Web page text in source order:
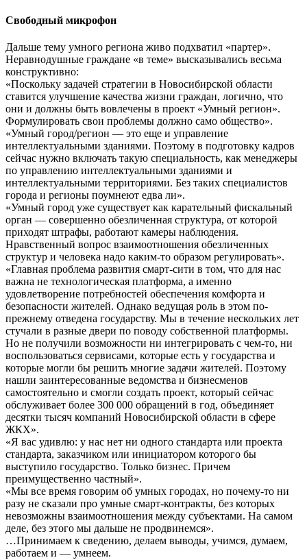
Свободный микрофон
Дальше тему умного региона живо подхватил «партер».
Неравнодушные граждане «в теме» высказывались весьма
конструктивно:
«Поскольку задачей стратегии в Новосибирской области
ставится улучшение качества жизни граждан, логично, что
они и должны быть вовлечены в проект «Умный регион».
Формулировать свои проблемы должно само общество».
«Умный город/регион — это еще и управление
интеллектуальными зданиями. Поэтому в подготовку кадров
сейчас нужно включать такую специальность, как менеджеры
по управлению интеллектуальными зданиями и
интеллектуальными территориями. Без таких специалистов
города и регионы поумнеют едва ли».
«Умный город уже существует как карательный фискальный
орган — совершенно обезличенная структура, от которой
приходят штрафы, работают камеры наблюдения.
Нравственный вопрос взаимоотношения обезличенных
структур и человека надо каким-то образом регулировать».
«Главная проблема развития смарт-сити в том, что для нас
важна не технологическая платформа, а именно
удовлетворение потребностей обеспечения комфорта и
безопасности жителей. Однако ведущая роль в этом по-
прежнему отведена государству. Мы в течение нескольких лет
стучали в разные двери по поводу собственной платформы.
Но не получили возможности ни интегрировать с чем-то, ни
воспользоваться сервисами, которые есть у государства и
которые могли бы решить многие задачи жителей. Поэтому
нашли заинтересованные ведомства и бизнесменов
самостоятельно и смогли создать проект, который сейчас
обслуживает более 300 000 обращений в год, объединяет
десятки тысяч компаний Новосибирской области в сфере
ЖКХ».
«Я вас удивлю: у нас нет ни одного стандарта или проекта
стандарта, заказчиком или инициатором которого бы
выступило государство. Только бизнес. Причем
преимущественно частный».
«Мы все время говорим об умных городах, но почему-то ни
разу не сказали про умные смарт-контракты, без которых
невозможны взаимоотношения между субъектами. На самом
деле, без этого мы дальше не продвинемся».
…Принимаем к сведению, делаем выводы, учимся, думаем,
работаем и — умнеем.